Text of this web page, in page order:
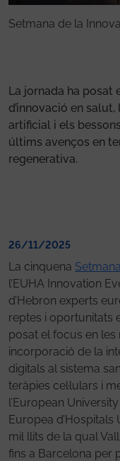
Setmana de la
La jornada ha posat
d’innovació en
artificial i els
últims avenços en
regenerativa.
26/11/2025
La cinquena
l’EUHA Innovation
d’Hebron experts
reptes i oportunitats
posat el focus en les
incorporació de la
digitals al sistema
teràpies cel·lulars i
l’European
Europea
mil llits de la qual
fins a Barcelona per